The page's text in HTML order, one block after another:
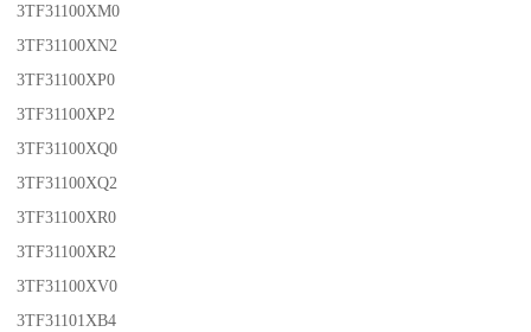
3TF31100XM0
3TF31100XN2
3TF31100XP0
3TF31100XP2
3TF31100XQ0
3TF31100XQ2
3TF31100XR0
3TF31100XR2
3TF31100XV0
3TF31101XB4